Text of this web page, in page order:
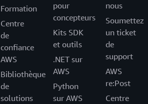
Formation
Centre
de
confiance
AWS
Bibliothèque
de
solutions
pour
concepteurs
Kits SDK
et outils
.NET sur
AWS
Python
sur AWS
nous
Soumettez
un ticket
de
support
AWS
re:Post
Centre